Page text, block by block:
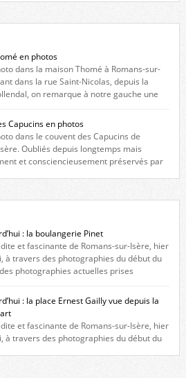
en photos
dans la maison Thomé à Romans-sur-
dans la rue Saint-Nicolas, depuis la
on remarque à notre gauche une
Les deux façades sont ornées de
Entre ces deux étages, on peut voir une
la Vierge. […]
Capucins en photos
dans le couvent des Capucins de
Oubliés depuis longtemps mais
et consciencieusement préservés par
vestiges du couvent des Capucins ! Petit
: la boulangerie Pinet
et fascinante de Romans-sur-Isère, hier
à travers des photographies du début du
photographies actuelles prises
! A l’angle de la place Jean Jaurès et de
à Romans. La boulangerie
[…]
: la place Ernest Gailly vue depuis la
et fascinante de Romans-sur-Isère, hier
à travers des photographies du début du